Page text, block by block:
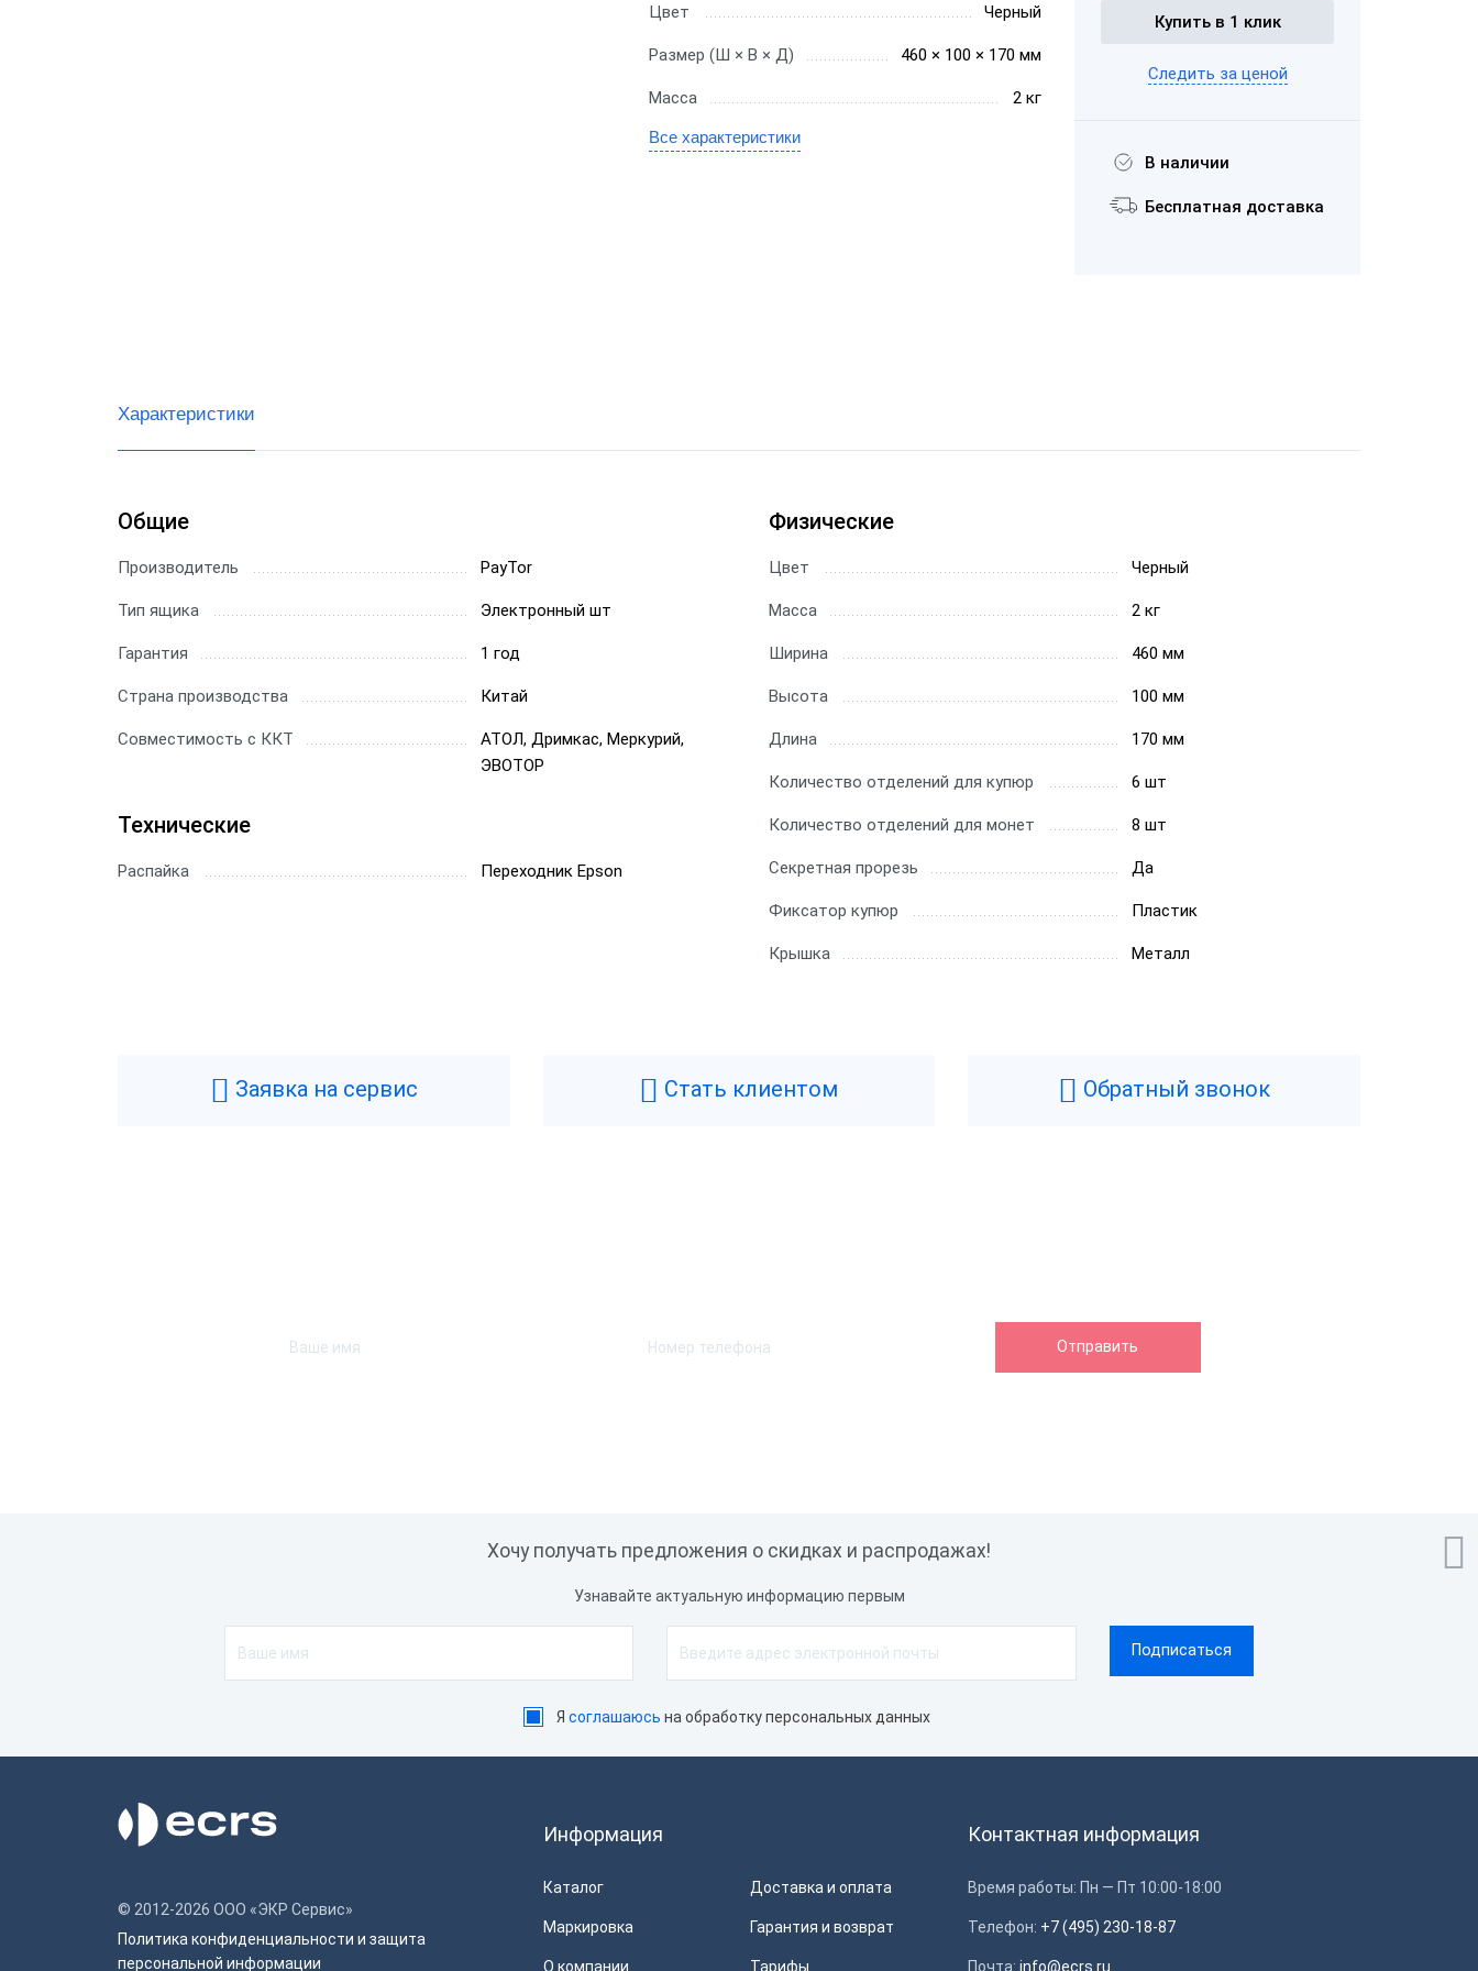
ШТРИХ-midiCD
Цвет Черный
Размер (Ш × В × Д) 460 × 100 × 170 мм
Масса 2 кг
Все характеристики
Купить в 1 клик
Следить за ценой
В наличии
Бесплатная доставка
Характеристики
Общие
Производитель PayTor
Тип ящика Электронный шт
Гарантия 1 год
Страна производства Китай
Совместимость с ККТ
АТОЛ, Дримкас, Меркурий,
ЭВОТОР
Технические
Распайка Переходник Epson
Физические
Цвет Черный
Масса 2 кг
Ширина 460 мм
Высота 100 мм
Длина 170 мм
Количество отделений для купюр 6 шт
Количество отделений для монет 8 шт
Секретная прорезь Да
Фиксатор купюр Пластик
Крышка Металл
Заявка на сервис Стать клиентом Обратный звонок

Хочу получать предложения о скидках и распродажах!
Узнавайте актуальную информацию первым
Я соглашаюсь на обработку персональных данных
© 2012-2026 ООО «ЭКР Сервис»
Политика конфиденциальности и защита
персональной информации
Информация
Каталог
Маркировка
О компании
Доставка и оплата
Гарантия и возврат
Тарифы
Контактная информация
Время работы: Пн — Пт 10:00-18:00
Телефон: +7 (495) 230-18-87
Почта:info@ecrs.ru